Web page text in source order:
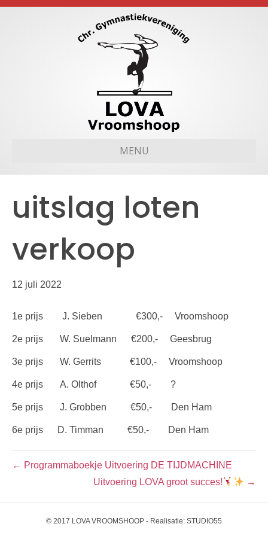
MENU
uitslag loten
verkoop
12 juli 2022
1e prijs J. Sieben €300,- Vroomshoop
2e prijs W. Suelmann €200,- Geesbrug
3e prijs W. Gerrits €100,- Vroomshoop
4e prijs A. Olthof €50,- ?
5e prijs J. Grobben €50,- Den Ham
6e prijs D. Timman €50,- Den Ham
← Programmaboekje Uitvoering DE TIJDMACHINE
Uitvoering LOVA groot succes!
→
© 2017 LOVA VROOMSHOOP - Realisatie: STUDIO55